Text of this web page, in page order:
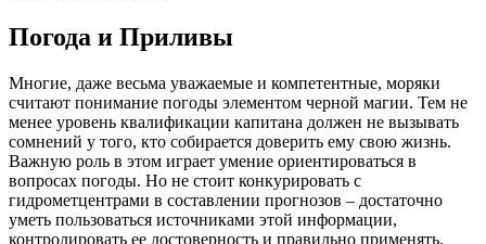
Погода и Приливы
Многие, даже весьма уважаемые и компетентные, моряки
считают понимание погоды элементом черной магии. Тем не
менее уровень квалификации капитана должен не вызывать
сомнений у того, кто собирается доверить ему свою жизнь.
Важную роль в этом играет умение ориентироваться в
вопросах погоды. Но не стоит конкурировать с
гидрометцентрами в составлении прогнозов – достаточно
уметь пользоваться источниками этой информации,
контролировать ее достоверность и правильно применять.